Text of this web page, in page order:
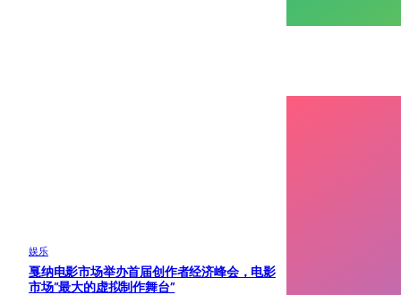
娱乐
戛纳电影市场举办首届创作者经济峰会，电影
市场“最大的虚拟制作舞台”